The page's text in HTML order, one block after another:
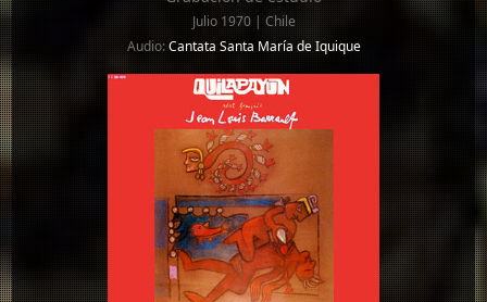
Julio 1970 | Chile
Audio:Cantata Santa María de Iquique